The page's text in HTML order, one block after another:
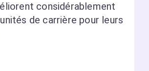
considérablement
de carrière pour leurs